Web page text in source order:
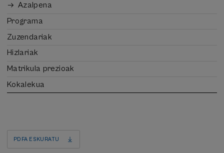
Azalpena
Programa
Zuzendariak
Hizlariak
Matrikula prezioak
Kokalekua
PDFA ESKURATU